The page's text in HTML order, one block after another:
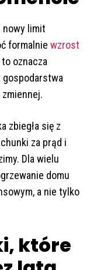
nowy limit
formalnie wzrost
oznacza
zbiegła się z
za prąd i
Dla wielu
domu
a nie tylko
które